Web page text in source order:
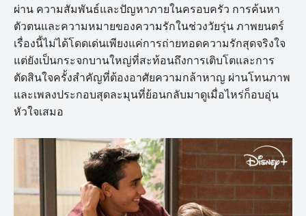
ผ่าน ความสัมพันธ์และปัญหาภายในครอบครัว การค้นหา
ตัวตนและความหมายของความรักในช่วงวัยรุ่น ภาพยนตร์
เรื่องนี้ไม่ได้โดดเด่นเพียงแค่การถ่ายทอดความรักสุดจริงใจ
แต่ยังเป็นกระจกบานใหญ่ที่สะท้อนถึงการเติบโตและการ
ตัดสินใจครั้งสำคัญที่ต้องอาศัยความกล้าหาญ ผ่านโทนภาพ
และเพลงประกอบสุดละมุนที่ย้อนกลับมาดูเมื่อไหร่ก็อบอุ่น
หัวใจเสมอ